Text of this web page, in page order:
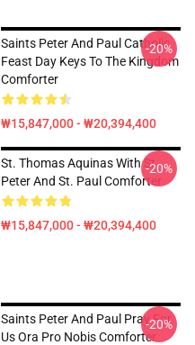
Saints Peter And Paul Catholic
Feast Day Keys To The Kingdom
Comforter
₩15,847,000 - ₩20,394,400
-20%
St. Thomas Aquinas With St.
Peter And St. Paul Comforter
₩15,847,000 - ₩20,394,400
-20%
Saints Peter And Paul Pray For
Us Ora Pro Nobis Comforter
-20%